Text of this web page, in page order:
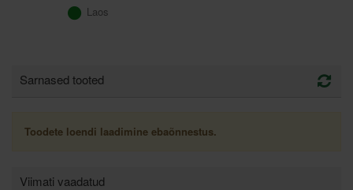
Laos
Sarnased tooted
Toodete loendi laadimine ebaõnnestus.
Viimati vaadatud